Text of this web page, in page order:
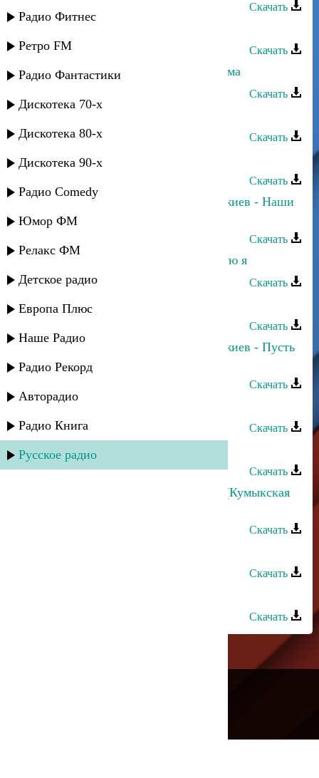
Радио Фитнес
Ретро FM
Радио Фантастики
Дискотека 70-х
Дискотека 80-х
Дискотека 90-х
Радио Comedy
Юмор ФМ
Релакс ФМ
Детское радио
Европа Плюс
Наше Радио
Радио Рекорд
Авторадио
Радио Книга
Русское радио
Скачать
Скачать
Руслан Аджиев - Мен сени сагынама
Скачать
Скачать
Руслан Аджиев - Суйгеним
Скачать
Эльмира Меджидова и Руслан Аджиев - Наши
чувства
Скачать
Илья Ханукаев - Я блатной, кайфую я
Скачать
Илья Ханукаев - Кайфуем
Скачать
Эльмира Меджидова и Руслан Аджиев - Пусть
живет любовь
Скачать
Руслан Аджиев - Юлдуз
Скачать
Скачать
Руслан Аджиев - Къумукъ тюзюм (Кумыкская
Скачать
Скачать
Скачать